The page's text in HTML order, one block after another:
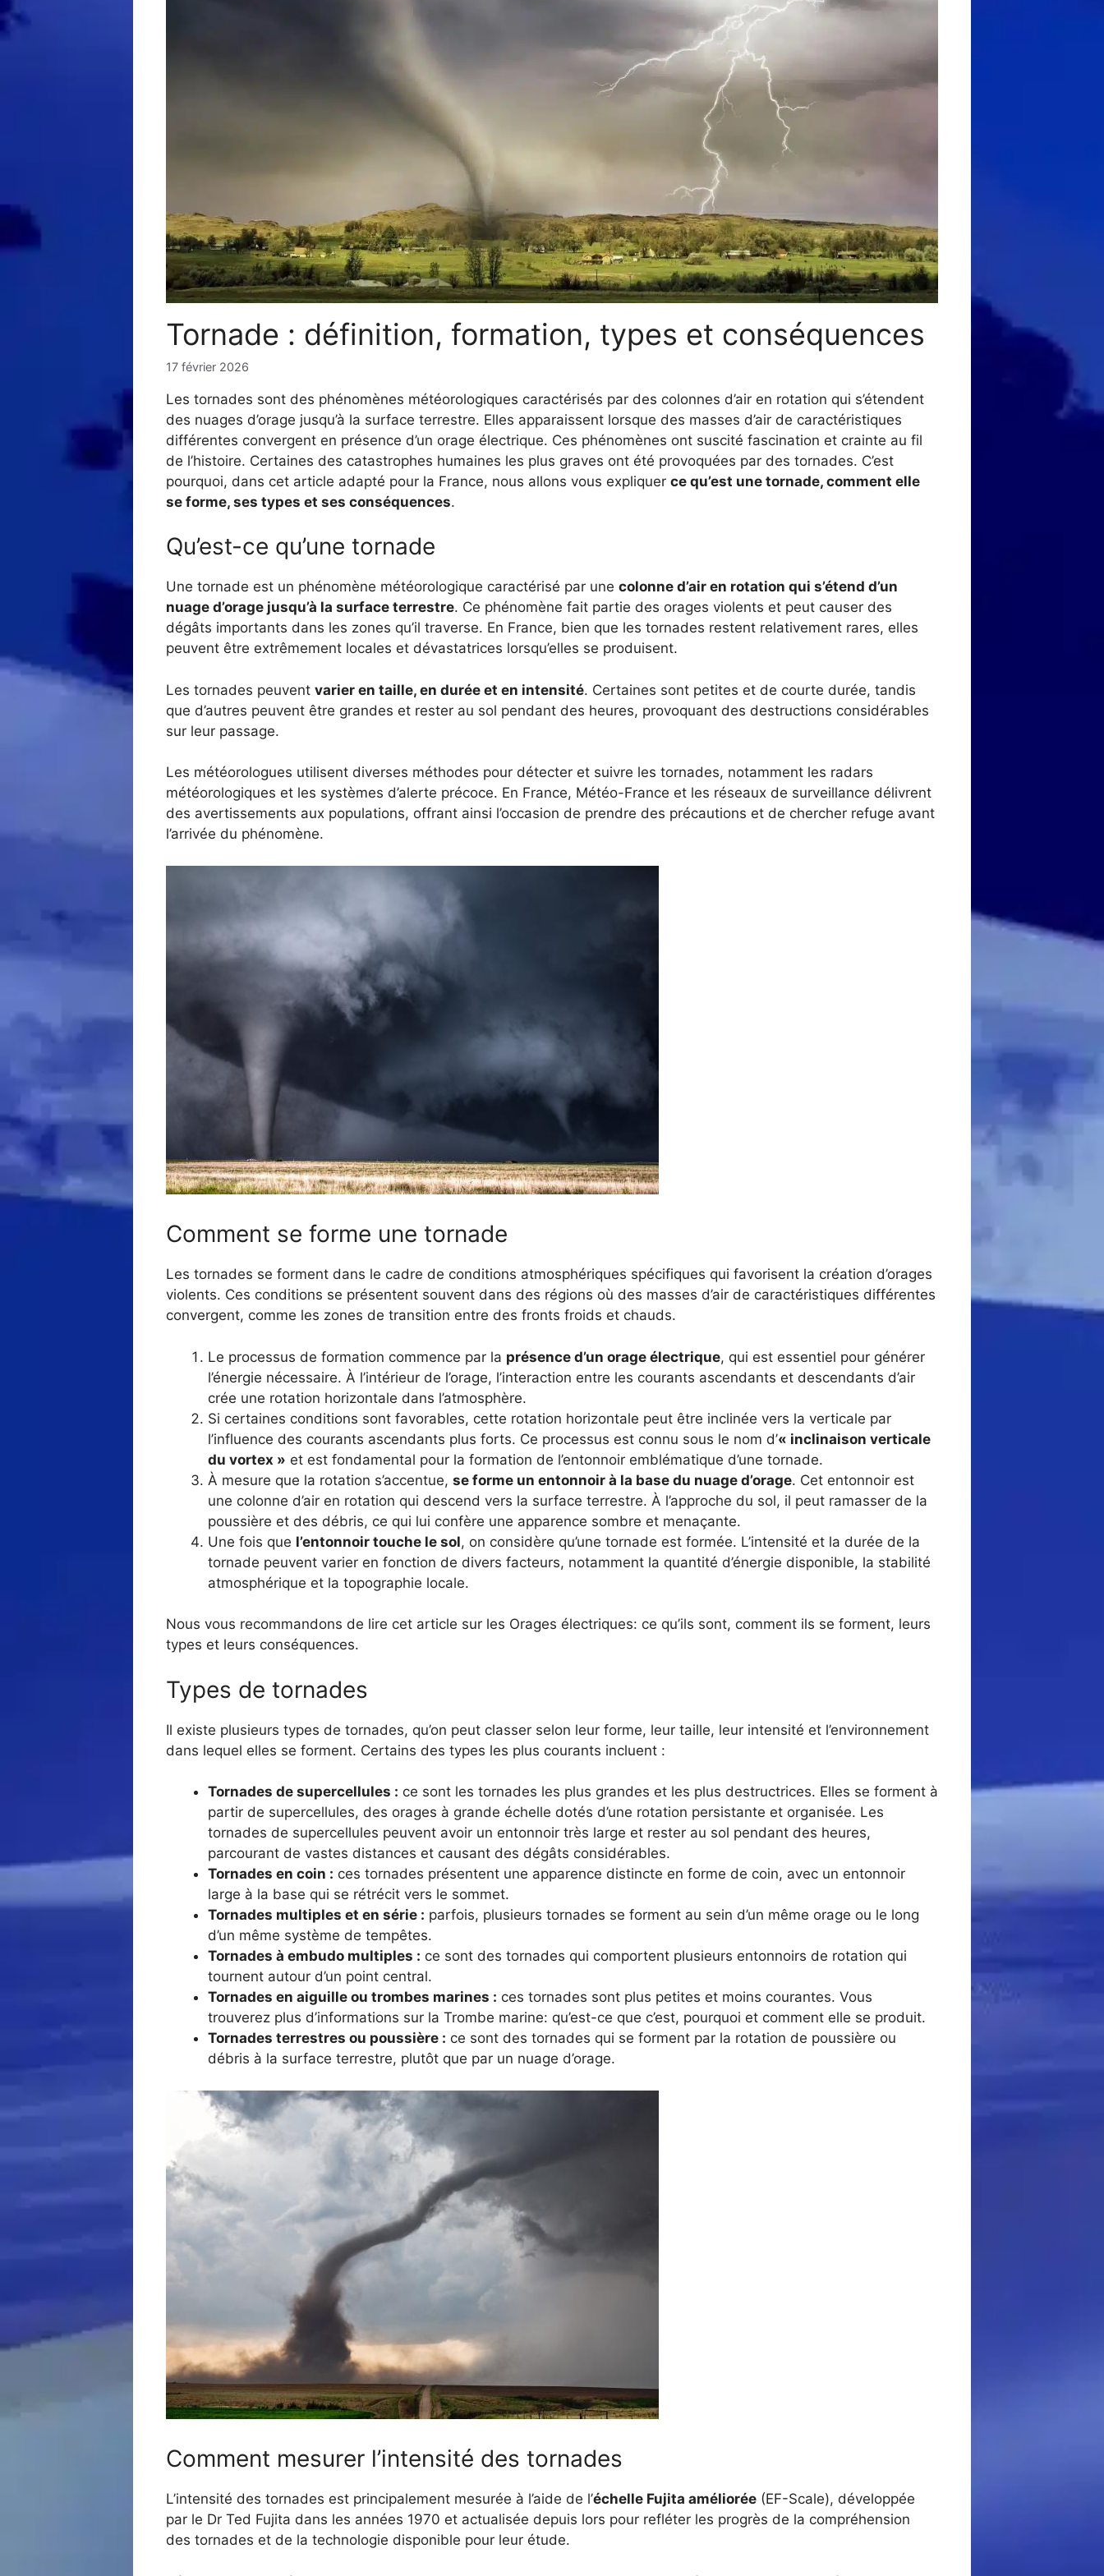
Tornade : définition, formation, types et conséquences
17 février 2026
Les tornades sont des phénomènes météorologiques caractérisés par des colonnes d’air en rotation qui s’étendent
des nuages d’orage jusqu’à la surface terrestre. Elles apparaissent lorsque des masses d’air de caractéristiques
différentes convergent en présence d’un orage électrique. Ces phénomènes ont suscité fascination et crainte au fil
de l’histoire. Certaines des catastrophes humaines les plus graves ont été provoquées par des tornades. C’est
pourquoi, dans cet article adapté pour la France, nous allons vous expliquer ce qu’est une tornade, comment elle
se forme, ses types et ses conséquences.
Qu’est-ce qu’une tornade
Une tornade est un phénomène météorologique caractérisé par une colonne d’air en rotation qui s’étend d’un
nuage d’orage jusqu’à la surface terrestre. Ce phénomène fait partie des orages violents et peut causer des
dégâts importants dans les zones qu’il traverse. En France, bien que les tornades restent relativement rares, elles
peuvent être extrêmement locales et dévastatrices lorsqu’elles se produisent.
Les tornades peuvent varier en taille, en durée et en intensité. Certaines sont petites et de courte durée, tandis
que d’autres peuvent être grandes et rester au sol pendant des heures, provoquant des destructions considérables
sur leur passage.
Les météorologues utilisent diverses méthodes pour détecter et suivre les tornades, notamment les radars
météorologiques et les systèmes d’alerte précoce. En France, Météo-France et les réseaux de surveillance délivrent
des avertissements aux populations, offrant ainsi l’occasion de prendre des précautions et de chercher refuge avant
l’arrivée du phénomène.
Comment se forme une tornade
Les tornades se forment dans le cadre de conditions atmosphériques spécifiques qui favorisent la création d’orages
violents. Ces conditions se présentent souvent dans des régions où des masses d’air de caractéristiques différentes
convergent, comme les zones de transition entre des fronts froids et chauds.
Le processus de formation commence par la présence d’un orage électrique, qui est essentiel pour générer
l’énergie nécessaire. À l’intérieur de l’orage, l’interaction entre les courants ascendants et descendants d’air
crée une rotation horizontale dans l’atmosphère.
Si certaines conditions sont favorables, cette rotation horizontale peut être inclinée vers la verticale par
l’influence des courants ascendants plus forts. Ce processus est connu sous le nom d’« inclinaison verticale
du vortex » et est fondamental pour la formation de l’entonnoir emblématique d’une tornade.
À mesure que la rotation s’accentue, se forme un entonnoir à la base du nuage d’orage. Cet entonnoir est
une colonne d’air en rotation qui descend vers la surface terrestre. À l’approche du sol, il peut ramasser de la
poussière et des débris, ce qui lui confère une apparence sombre et menaçante.
Une fois que l’entonnoir touche le sol, on considère qu’une tornade est formée. L’intensité et la durée de la
tornade peuvent varier en fonction de divers facteurs, notamment la quantité d’énergie disponible, la stabilité
atmosphérique et la topographie locale.
Nous vous recommandons de lire cet article sur les Orages électriques: ce qu’ils sont, comment ils se forment, leurs
types et leurs conséquences.
Types de tornades
Il existe plusieurs types de tornades, qu’on peut classer selon leur forme, leur taille, leur intensité et l’environnement
dans lequel elles se forment. Certains des types les plus courants incluent :
Tornades de supercellules : ce sont les tornades les plus grandes et les plus destructrices. Elles se forment à
partir de supercellules, des orages à grande échelle dotés d’une rotation persistante et organisée. Les
tornades de supercellules peuvent avoir un entonnoir très large et rester au sol pendant des heures,
parcourant de vastes distances et causant des dégâts considérables.
Tornades en coin : ces tornades présentent une apparence distincte en forme de coin, avec un entonnoir
large à la base qui se rétrécit vers le sommet.
Tornades multiples et en série : parfois, plusieurs tornades se forment au sein d’un même orage ou le long
d’un même système de tempêtes.
Tornades à embudo multiples : ce sont des tornades qui comportent plusieurs entonnoirs de rotation qui
tournent autour d’un point central.
Tornades en aiguille ou trombes marines : ces tornades sont plus petites et moins courantes. Vous
trouverez plus d’informations sur la Trombe marine: qu’est-ce que c’est, pourquoi et comment elle se produit.
Tornades terrestres ou poussière : ce sont des tornades qui se forment par la rotation de poussière ou
débris à la surface terrestre, plutôt que par un nuage d’orage.
Comment mesurer l’intensité des tornades
L’intensité des tornades est principalement mesurée à l’aide de l’échelle Fujita améliorée (EF-Scale), développée
par le Dr Ted Fujita dans les années 1970 et actualisée depuis lors pour refléter les progrès de la compréhension
des tornades et de la technologie disponible pour leur étude.